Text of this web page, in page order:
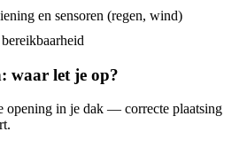
en sensoren (regen, wind)
waar let je op?
opening in je dak — correcte plaatsing